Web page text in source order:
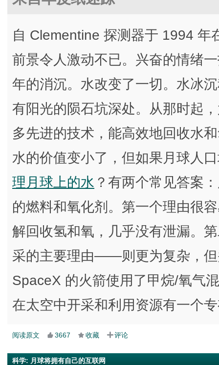
自 Clementine 探测器于 1994 年
前景令人激动不已。兴奋的情绪
年的消沉。水改变了一切。水冰
有阳光的陨石坑深处。从那时起
多先进的技术，能高效地回收水
水的价值变小了，但如果月球人
理月球上的水 ？有两个常见答案
的燃料和氧化剂。第一个理由很
解回收氢和氧，几乎没有泄漏。
采的主要理由——则更为复杂，
SpaceX 的火箭使用了甲烷/氧气
在太空中开采和利用资源有一个
阅读原文 3667 收藏 评论
科学: 月球将拥有自己的互联网